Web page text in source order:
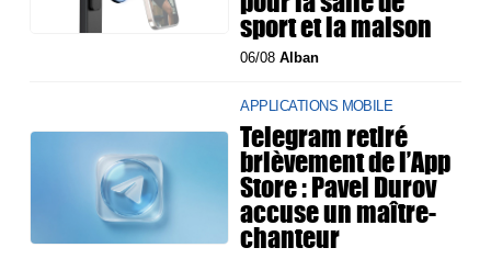
sport et la maison
06/08Alban
APPLICATIONS MOBILE
Telegram retiré
brièvement de l’App
Store : Pavel Durov
accuse un maître-
chanteur